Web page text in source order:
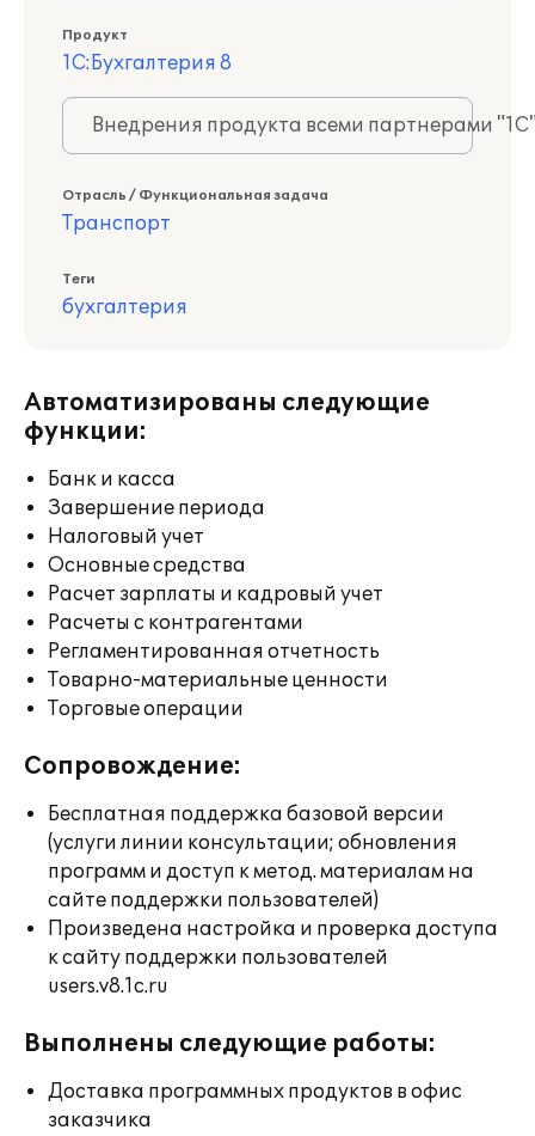
Продукт
1С:Бухгалтерия 8
Внедрения продукта всеми партнерами
Отрасль / Функциональная задача
Транспорт
Теги
бухгалтерия
Автоматизированы следующие
функции:
Банк и касса
Завершение периода
Налоговый учет
Основные средства
Расчет зарплаты и кадровый учет
Расчеты с контрагентами
Регламентированная отчетность
Товарно-материальные ценности
Торговые операции
Сопровождение:
Бесплатная поддержка базовой версии
(услуги линии консультации; обновления
программ и доступ к метод. материалам на
сайте поддержки пользователей)
Произведена настройка и проверка доступа
к сайту поддержки пользователей
users.v8.1c.ru
Выполнены следующие работы:
Доставка программных продуктов в офис
заказчика